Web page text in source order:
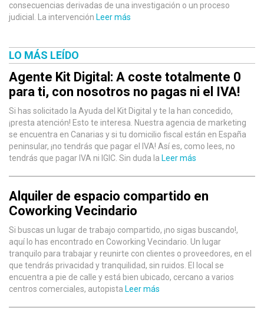
consecuencias derivadas de una investigación o un proceso
judicial. La intervención Leer más
LO MÁS LEÍDO
Agente Kit Digital: A coste totalmente 0
para ti, con nosotros no pagas ni el IVA!
Si has solicitado la Ayuda del Kit Digital y te la han concedido,
¡presta atención! Esto te interesa. Nuestra agencia de marketing
se encuentra en Canarias y si tu domicilio fiscal están en España
peninsular, ¡no tendrás que pagar el IVA! Así es, como lees, no
tendrás que pagar IVA ni IGIC. Sin duda la Leer más
Alquiler de espacio compartido en
Coworking Vecindario
Si buscas un lugar de trabajo compartido, ¡no sigas buscando!,
aquí lo has encontrado en Coworking Vecindario. Un lugar
tranquilo para trabajar y reunirte con clientes o proveedores, en el
que tendrás privacidad y tranquilidad, sin ruidos. El local se
encuentra a pie de calle y está bien ubicado, cercano a varios
centros comerciales, autopista Leer más